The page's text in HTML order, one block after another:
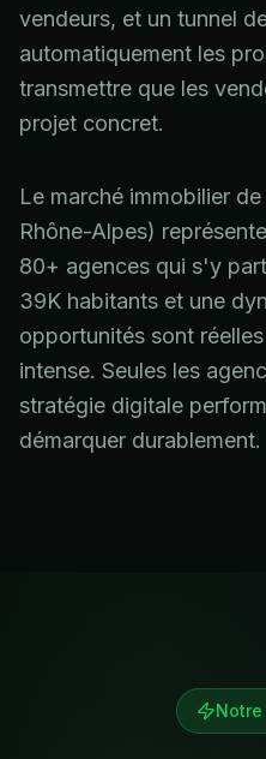
vendeurs, et un tunnel
automatiquement les
transmettre que les
projet concret.
Le marché immobilier
Rhône-Alpes)
80+ agences qui s'y
39K habitants et une
opportunités sont
intense. Seules les
stratégie digitale
démarquer durablement.